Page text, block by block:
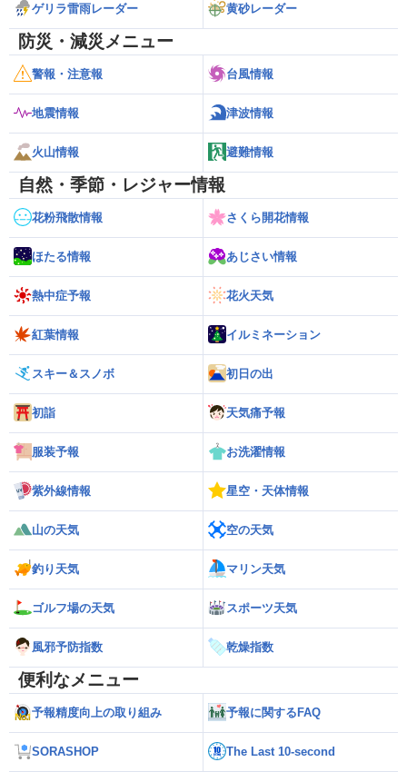
ゲリラ雷雨レーダー 黄砂レーダー
防災・減災メニュー
警報・注意報 台風情報
地震情報 津波情報
火山情報 避難情報
自然・季節・レジャー情報
花粉飛散情報 さくら開花情報
ほたる情報 あじさい情報
熱中症予報 花火天気
紅葉情報 イルミネーション
スキー＆スノボ 初日の出
初詣 天気痛予報
服装予報 お洗濯情報
紫外線情報 星空・天体情報
山の天気 空の天気
釣り天気 マリン天気
ゴルフ場の天気 スポーツ天気
風邪予防指数 乾燥指数
便利なメニュー
予報精度向上の取り組み 予報に関するFAQ
SORASHOP The Last 10-second